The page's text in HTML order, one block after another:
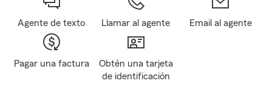
Agente de texto Llamar al agente Email al agente
Pagar una factura
Obtén una tarjeta
de identificación